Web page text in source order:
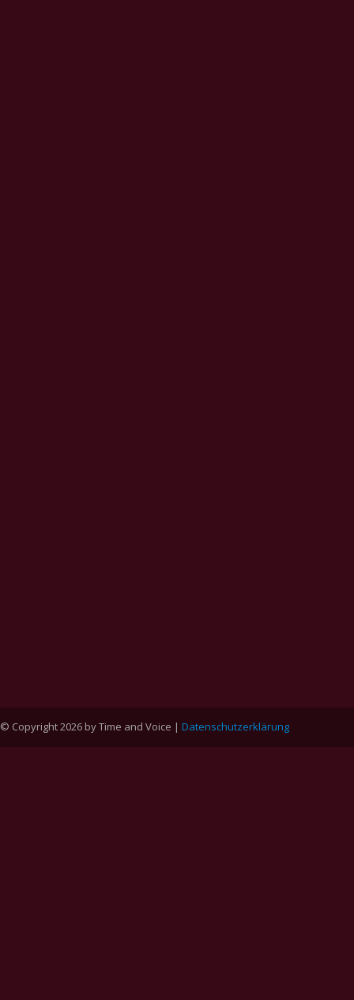
© Copyright 2026 by Time and Voice | Datenschutzerklärung